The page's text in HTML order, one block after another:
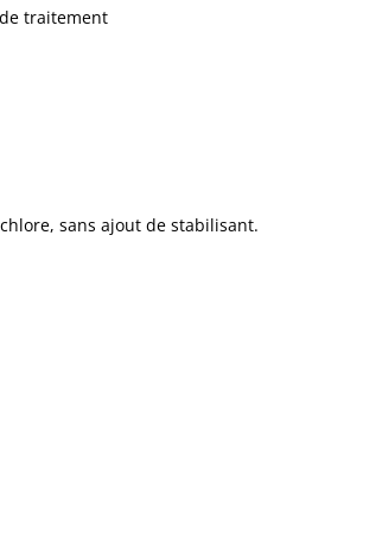
traitement
sans ajout de stabilisant.